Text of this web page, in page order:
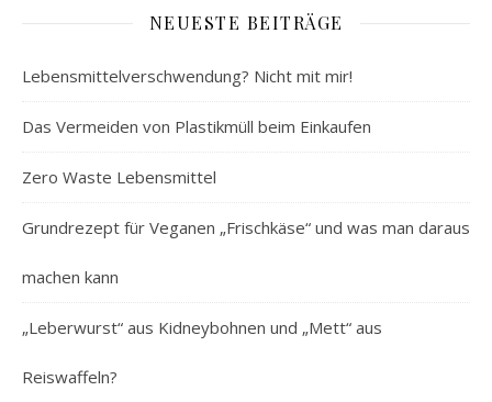
NEUESTE BEITRÄGE
Lebensmittelverschwendung? Nicht mit mir!
Das Vermeiden von Plastikmüll beim Einkaufen
Zero Waste Lebensmittel
Grundrezept für Veganen „Frischkäse“ und was man daraus
machen kann
„Leberwurst“ aus Kidneybohnen und „Mett“ aus
Reiswaffeln?